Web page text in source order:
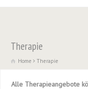
Therapie
Home Therapie
Alle Therapieangebote